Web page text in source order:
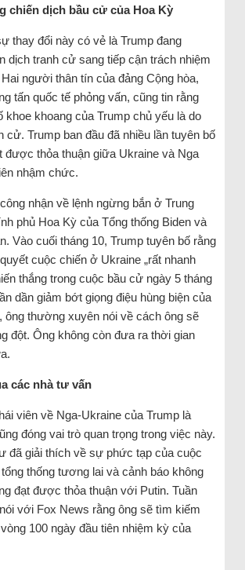
chiến dịch bầu cử của Hoa Kỳ
thay đổi này có vẻ là Trump đang
dịch tranh cử sang tiếp cận trách nhiệm
người thân tín của đảng Cộng hòa,
tấn quốc tế phỏng vấn, cũng tin rằng
khoe khoang của Trump chủ yếu là do
cử. Trump ban đầu đã nhiều lần tuyên bố
được thỏa thuận giữa Ukraine và Nga
nhậm chức.
nhận về lệnh ngừng bắn ở Trung
phủ Hoa Kỳ của Tổng thống Biden và
Vào cuối tháng 10, Trump tuyên bố rằng
cuộc chiến ở Ukraine „rất nhanh
thắng trong cuộc bầu cử ngày 5 tháng
dần giảm bớt giọng điệu hùng biện của
ông thường xuyên nói về cách ông sẽ
đột. Ông không còn đưa ra thời gian
các nhà tư vấn
viên về Nga-Ukraine của Trump là
đóng vai trò quan trọng trong việc này.
đã giải thích về sự phức tạp của cuộc
thống tương lai và cảnh báo không
đạt được thỏa thuận với Putin. Tuần
với Fox News rằng ông sẽ tìm kiếm
100 ngày đầu tiên nhiệm kỳ của